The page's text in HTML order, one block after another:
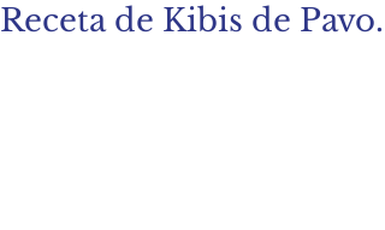
Receta de Kibis de Pavo.